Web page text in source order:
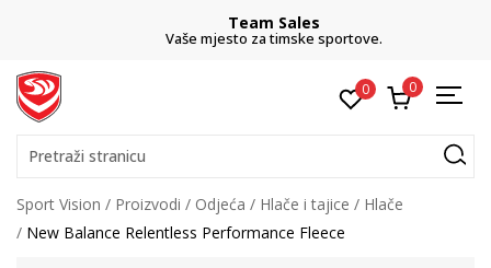
Team Sales
Vaše mjesto za timske sportove.
0 0
Pretraži stranicu
Sport Vision Proizvodi Odjeća Hlače i tajice
Hlače
New Balance Relentless Performance Fleece